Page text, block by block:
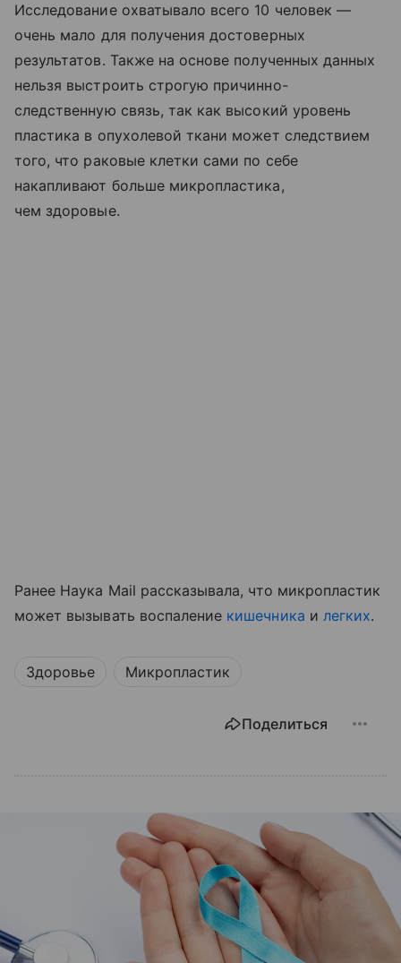
Исследование охватывало всего 10 человек —
очень мало для получения достоверных
результатов. Также на основе полученных данных
нельзя выстроить строгую причинно-
следственную связь, так как высокий уровень
пластика в опухолевой ткани может следствием
того, что раковые клетки сами по себе
накапливают больше микропластика,
чем здоровые.
Ранее Наука Mail рассказывала, что микропластик
может вызывать воспаление кишечника и легких.
Здоровье Микропластик
Поделиться